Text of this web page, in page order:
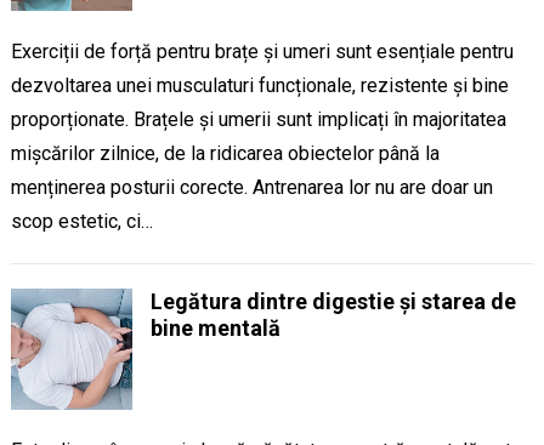
Exerciții de forță pentru brațe și umeri sunt esențiale pentru
dezvoltarea unei musculaturi funcționale, rezistente și bine
proporționate. Brațele și umerii sunt implicați în majoritatea
mișcărilor zilnice, de la ridicarea obiectelor până la
menținerea posturii corecte. Antrenarea lor nu are doar un
scop estetic, ci…
Legătura dintre digestie și starea de
bine mentală